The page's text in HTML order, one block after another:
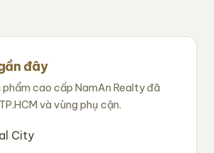
đây
phẩm cao cấp NamAn Realty đã
và vùng phụ cận.
City